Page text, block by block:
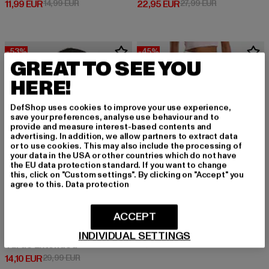
11,99 EUR
Derzeitiger Preis: 11,99 EUR
14,99 EURAktionspreis: 14,99 EUR
22,95 EUR
Derzeitiger Preis: 22,95 EUR
27,99 EURAktionspreis:
-53%
URBAN CLASSICS
Turtle Extended
14,10 EUR
Derzeitiger Preis: 14,10 EUR
29,99 EURAktionspreis: 29,99 EUR
-45%
URBAN CLASSICS
18,14 EUR
Derzeitiger Preis: 18,14 EUR
32,99 EUR
GREAT TO SEE YOU
HERE!
DefShop uses cookies to improve your use experience,
save your preferences, analyse use behaviour and to
provide and measure interest-based contents and
advertising. In addition, we allow partners to extract data
or to use cookies. This may also include the processing of
your data in the USA or other countries which do not have
the EU data protection standard. If you want to change
this, click on "Custom settings". By clicking on "Accept" you
agree to this. Data protection
INDIVIDUAL SETTINGS
ACCEPT